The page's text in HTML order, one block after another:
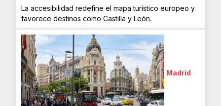
La accesibilidad redefine el mapa turístico europeo y
favorece destinos como Castilla y León.
Madrid